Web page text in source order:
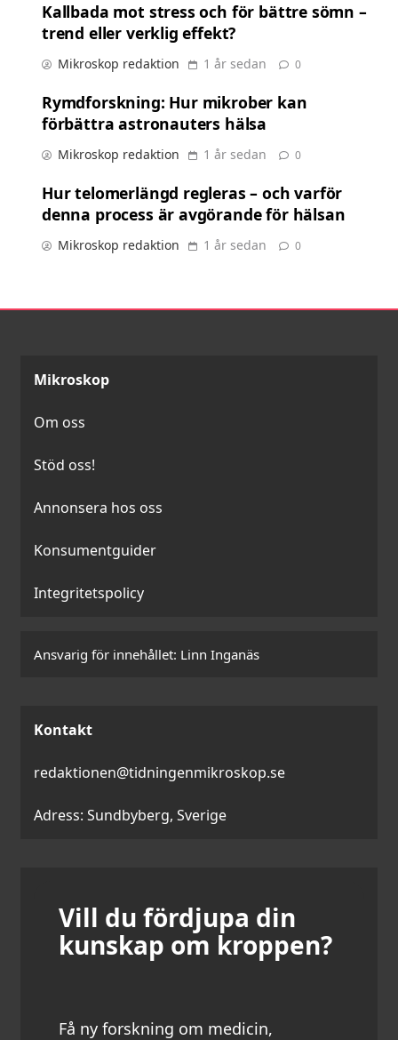
Kallbada mot stress och för bättre sömn –
trend eller verklig effekt?
Mikroskop redaktion 1 år sedan 0
Rymdforskning: Hur mikrober kan
förbättra astronauters hälsa
Mikroskop redaktion 1 år sedan 0
Hur telomerlängd regleras – och varför
denna process är avgörande för hälsan
Mikroskop redaktion 1 år sedan 0
Mikroskop
Om oss
Stöd oss!
Annonsera hos oss
Konsumentguider
Integritetspolicy
Ansvarig för innehållet: Linn Inganäs
Kontakt
redaktionen@tidningenmikroskop.se
Adress: Sundbyberg, Sverige
Vill du fördjupa din
kunskap om kroppen?
Få ny forskning om medicin,